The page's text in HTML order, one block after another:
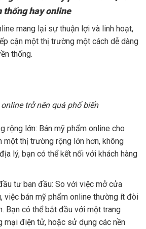
thống hay online
mang lại sự thuận lợi và linh hoạt,
cận một thị trường một cách dễ dàng
thống.
trở nên quá phổ biến
rộng lớn: Bán mỹ phẩm online cho
một thị trường rộng lớn hơn, không
lý, bạn có thể kết nối với khách hàng
tư ban đầu: So với việc mở cửa
việc bán mỹ phẩm online thường ít đòi
Bạn có thể bắt đầu với một trang
mại điện tử, hoặc sử dụng các nền